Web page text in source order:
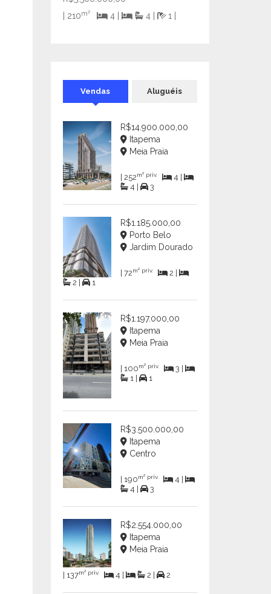
| 210m² 4 | 4 | 1 |
Vendas Aluguéis
R$14.900.000,00
Itapema
Meia Praia
| 252m² priv.
4 |
4 |
3
R$1.185.000,00
Porto Belo
Jardim Dourado
| 72m² priv.
2 |
2 |
1
R$1.197.000,00
Itapema
Meia Praia
| 100m² priv.
3 |
1 |
1
R$3.500.000,00
Itapema
Centro
| 190m² priv.
4 |
4 |
3
R$2.554.000,00
Itapema
Meia Praia
| 137m² priv. 4 | 2 | 2